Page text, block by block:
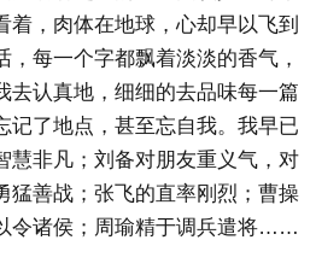
着，肉体在地球，心却早以飞到
，每一个字都飘着淡淡的香气，
去认真地，细细的去品味每一篇
记了地点，甚至忘自我。我早已
慧非凡；刘备对朋友重义气，对
猛善战；张飞的直率刚烈；曹操
令诸侯；周瑜精于调兵遣将……